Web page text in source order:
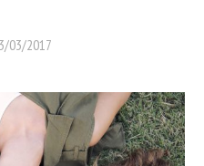
03/2017